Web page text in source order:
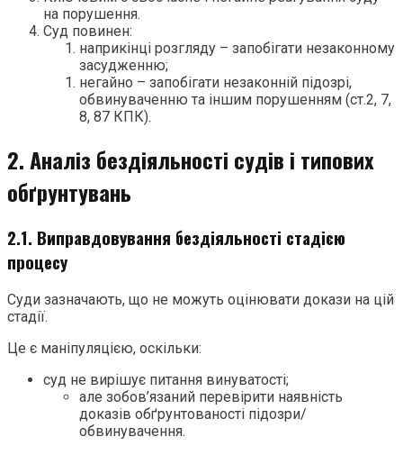
на порушення.
Суд повинен:
наприкінці розгляду – запобігати незаконному
засудженню;
негайно – запобігати незаконній підозрі,
обвинуваченню та іншим порушенням (ст.2, 7,
8, 87 КПК).
2. Аналіз бездіяльності судів і типових
обґрунтувань
2.1. Виправдовування бездіяльності стадією
процесу
Суди зазначають, що не можуть оцінювати докази на цій
стадії.
Це є маніпуляцією, оскільки:
суд не вирішує питання винуватості;
але зобов’язаний перевірити наявність
доказів обґрунтованості підозри/
обвинувачення.